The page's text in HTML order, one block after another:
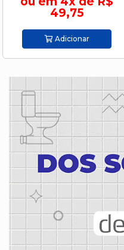
49,75
Adicionar